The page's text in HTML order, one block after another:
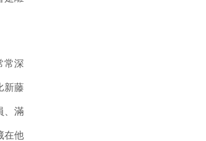
常深
新藤
、滿
在他